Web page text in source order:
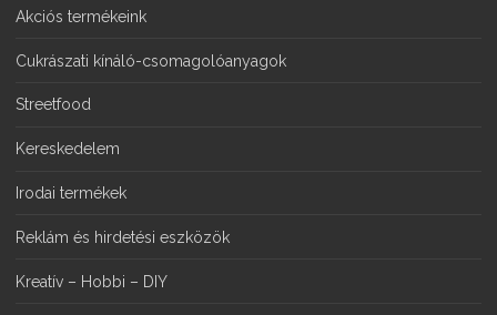
Akciós termékeink
Cukrászati kínáló-csomagolóanyagok
Streetfood
Kereskedelem
Irodai termékek
Reklám és hirdetési eszközök
Kreatív – Hobbi – DIY